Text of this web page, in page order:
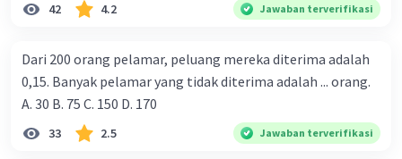
42 4.2 Jawaban terverifikasi
Dari 200 orang pelamar, peluang mereka diterima adalah
0,15. Banyak pelamar yang tidak diterima adalah ... orang.
A. 30 B. 75 C. 150 D. 170
33 2.5 Jawaban terverifikasi